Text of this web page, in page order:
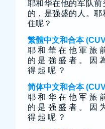
耶和华在他的军队
的，是强盛的人。
住呢？
繁體中文和合本
耶 和 華 在 他 軍 旅
的 是 強 盛 者 。 因
得 起 呢 ？
简体中文和合本
耶 和 华 在 他 军 旅
的 是 强 盛 者 。 因
得 起 呢 ？